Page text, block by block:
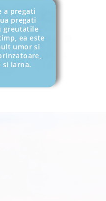
a pregati
pregati
greutatile
ea este
umor si
si iarna.